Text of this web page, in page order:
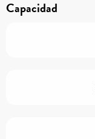
Capacidad